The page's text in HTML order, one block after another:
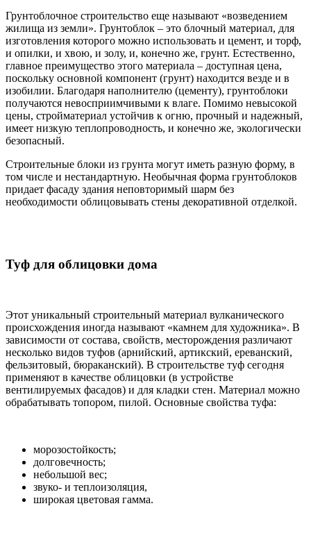
Грунтоблочное строительство еще называют «возведением
жилища из земли». Грунтоблок – это блочный материал, для
изготовления которого можно использовать и цемент, и торф,
и опилки, и хвою, и золу, и, конечно же, грунт. Естественно,
главное преимущество этого материала – доступная цена,
поскольку основной компонент (грунт) находится везде и в
изобилии. Благодаря наполнителю (цементу), грунтоблоки
получаются невосприимчивыми к влаге. Помимо невысокой
цены, стройматериал устойчив к огню, прочный и надежный,
имеет низкую теплопроводность, и конечно же, экологически
безопасный.
Строительные блоки из грунта могут иметь разную форму, в
том числе и нестандартную. Необычная форма грунтоблоков
придает фасаду здания неповторимый шарм без
необходимости облицовывать стены декоративной отделкой.
Туф для облицовки дома
Этот уникальный строительный материал вулканического
происхождения иногда называют «камнем для художника». В
зависимости от состава, свойств, месторождения различают
несколько видов туфов (арнийский, артикский, ереванский,
фельзитовый, бюраканский). В строительстве туф сегодня
применяют в качестве облицовки (в устройстве
вентилируемых фасадов) и для кладки стен. Материал можно
обрабатывать топором, пилой. Основные свойства туфа:
морозостойкость;
долговечность;
небольшой вес;
звуко- и теплоизоляция,
широкая цветовая гамма.